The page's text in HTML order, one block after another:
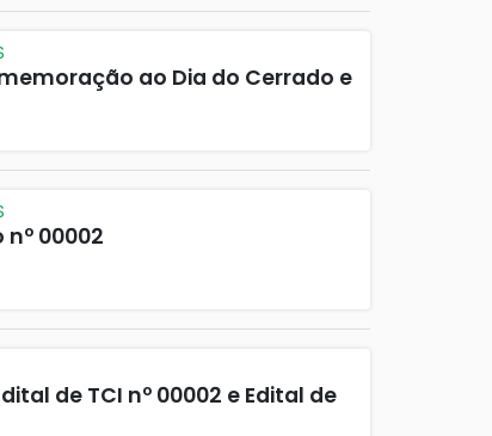
ao Dia do Cerrado e
00002
de TCI nº 00002 e Edital de